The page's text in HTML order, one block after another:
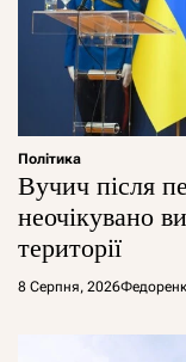
Політика
Вучич після
неочікувано
території
8 Серпня, 2026